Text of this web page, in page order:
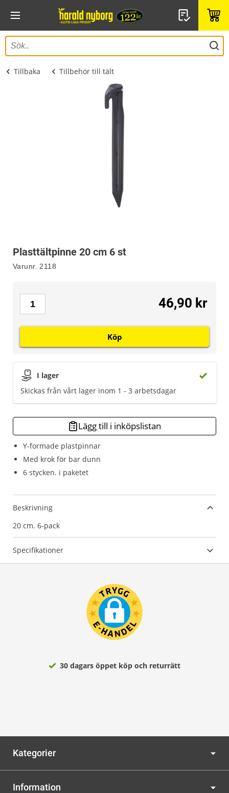
Tillbaka Tillbehör till tält
Plasttältpinne 20 cm 6 st
Varunr. 2118
Y-formade plastpinnar
Med krok för bar dunn
6 stycken. i paketet
I lager
Skickas från vårt lager inom 1 - 3 arbetsdagar
46,90 kr
Köp
Lägg till i inköpslistan
Beskrivning
20 cm. 6-pack
Specifikationer
30 dagars öppet köp och returrätt
Kategorier
Information